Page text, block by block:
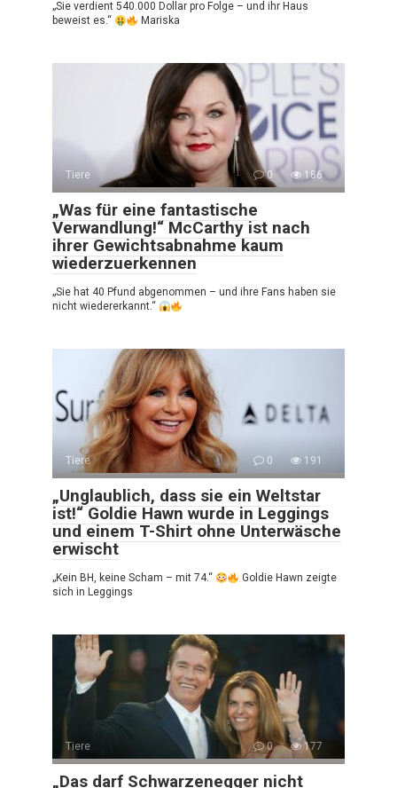
„Sie verdient 540.000 Dollar pro Folge – und ihr Haus
beweist es.“
Mariska
Tiere 0 186
„Was für eine fantastische
Verwandlung!“ McCarthy ist nach
ihrer Gewichtsabnahme kaum
wiederzuerkennen
„Sie hat 40 Pfund abgenommen – und ihre Fans haben sie
nicht wiedererkannt.“
Tiere 0 191
„Unglaublich, dass sie ein Weltstar
ist!“ Goldie Hawn wurde in Leggings
und einem T-Shirt ohne Unterwäsche
erwischt
„Kein BH, keine Scham – mit 74.“
Goldie Hawn zeigte
sich in Leggings
Tiere 0 177
„Das darf Schwarzenegger nicht